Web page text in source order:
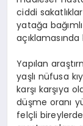
ciddi
yatağa
Yapılan
yaşlı nüfusa
karşı karşıya
düşme oranı
felçli